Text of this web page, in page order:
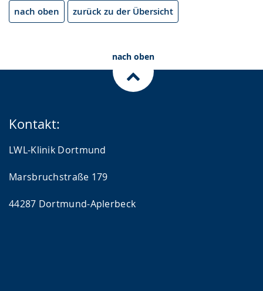
nach oben zurück zu der Übersicht
nach oben
Kontakt:
LWL-Klinik Dortmund
Marsbruchstraße 179
44287 Dortmund-Aplerbeck